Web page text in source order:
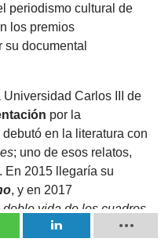
periodismo cultural de
los premios
documental
Carlos III de
por la
en la literatura con
; uno de esos relatos,
En 2015 llegaría su
, y en 2017
doble vida de los cuadros
la consolidación